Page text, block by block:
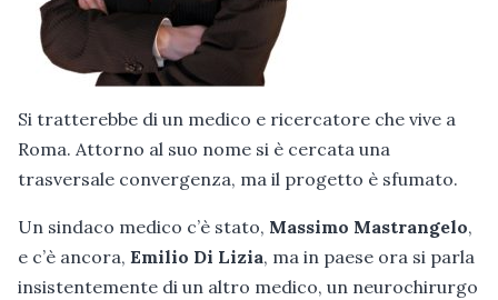
Si tratterebbe di un medico e ricercatore che vive a
Roma. Attorno al suo nome si è cercata una
trasversale convergenza, ma il progetto è sfumato.
Un sindaco medico c’è stato, Massimo Mastrangelo,
e c’è ancora, Emilio Di Lizia, ma in paese ora si parla
insistentemente di un altro medico, un neurochirurgo